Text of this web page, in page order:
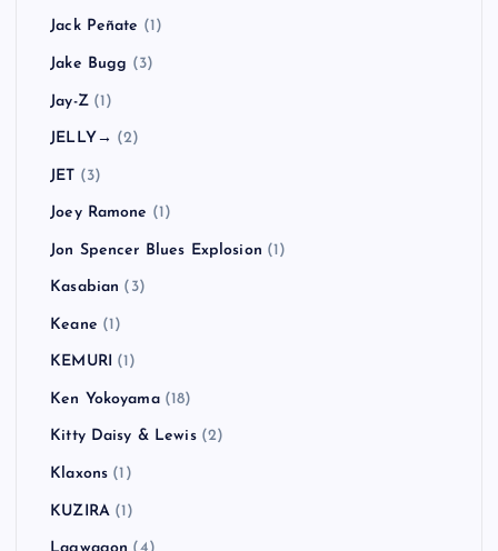
Jack Peñate (1)
Jake Bugg (3)
Jay-Z(1)
JELLY→ (2)
JET (3)
Joey Ramone (1)
Jon Spencer Blues Explosion (1)
Kasabian (3)
Keane (1)
KEMURI (1)
Ken Yokoyama(18)
Kitty Daisy & Lewis(2)
Klaxons (1)
KUZIRA(1)